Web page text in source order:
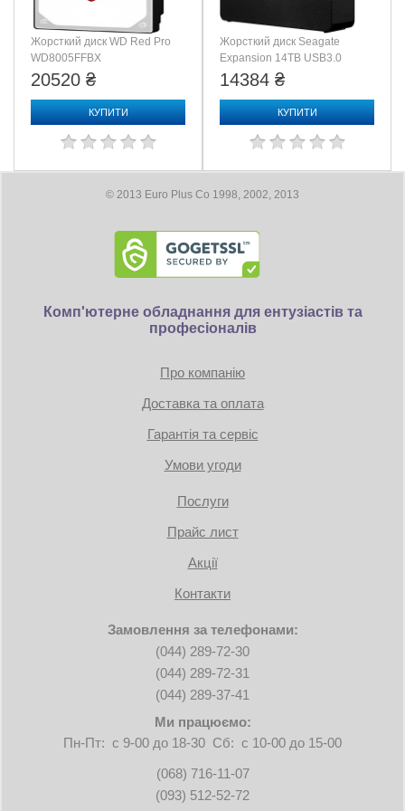
Жорсткий диск WD Red Pro
WD8005FFBX
20520 ₴
КУПИТИ
Жорсткий диск Seagate
Expansion 14TB USB3.0
(STKP14000400)
14384 ₴
КУПИТИ
© 2013 Euro Plus Co 1998, 2002, 2013
Комп'ютерне обладнання для ентузіастів та
професіоналів
Про компанію
Доставка та оплата
Гарантія та сервіс
Умови угоди
Послуги
Прайс лист
Акції
Контакти
Замовлення за телефонами:
(044) 289-72-30
(044) 289-72-31
(044) 289-37-41
Ми працюємо:
Пн-Пт: с 9-00 до 18-30 Сб: с 10-00 до 15-00
(068) 716-11-07
(093) 512-52-72